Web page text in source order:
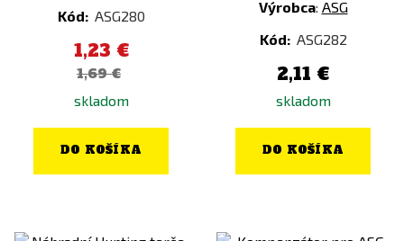
Kód: ASG280
1,23 €
1,69 €
skladom
DO KOŠÍKA
Výrobca: ASG
Kód: ASG282
2,11 €
skladom
DO KOŠÍKA